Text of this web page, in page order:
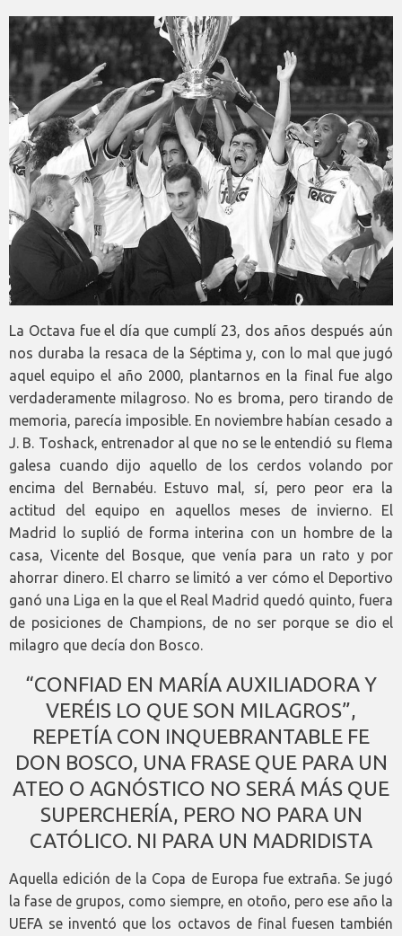
La Octava fue el día que cumplí 23, dos años después aún
nos duraba la resaca de la Séptima y, con lo mal que jugó
aquel equipo el año 2000, plantarnos en la final fue algo
verdaderamente milagroso. No es broma, pero tirando de
memoria, parecía imposible. En noviembre habían cesado a
J. B. Toshack, entrenador al que no se le entendió su flema
galesa cuando dijo aquello de los cerdos volando por
encima del Bernabéu. Estuvo mal, sí, pero peor era la
actitud del equipo en aquellos meses de invierno. El
Madrid lo suplió de forma interina con un hombre de la
casa, Vicente del Bosque, que venía para un rato y por
ahorrar dinero. El charro se limitó a ver cómo el Deportivo
ganó una Liga en la que el Real Madrid quedó quinto, fuera
de posiciones de Champions, de no ser porque se dio el
milagro que decía don Bosco.
“CONFIAD EN MARÍA AUXILIADORA Y
VERÉIS LO QUE SON MILAGROS”,
REPETÍA CON INQUEBRANTABLE FE
DON BOSCO, UNA FRASE QUE PARA UN
ATEO O AGNÓSTICO NO SERÁ MÁS QUE
SUPERCHERÍA, PERO NO PARA UN
CATÓLICO. NI PARA UN MADRIDISTA
Aquella edición de la Copa de Europa fue extraña. Se jugó
la fase de grupos, como siempre, en otoño, pero ese año la
UEFA se inventó que los octavos de final fuesen también